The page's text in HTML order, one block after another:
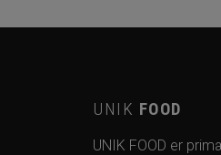
UNIK FOOD
UNIK FOOD er